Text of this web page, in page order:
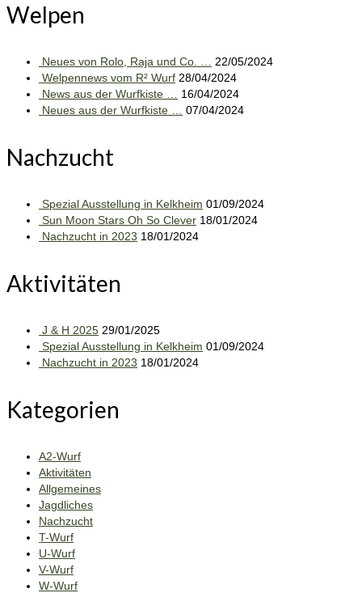
Welpen
Neues von Rolo, Raja und Co. …
22/05/2024
Welpennews vom R² Wurf 28/04/2024
News aus der Wurfkiste …
16/04/2024
Neues aus der Wurfkiste …
07/04/2024
Nachzucht
Spezial Ausstellung in Kelkheim 01/09/2024
Sun Moon Stars Oh So Clever 18/01/2024
Nachzucht in 2023 18/01/2024
Aktivitäten
J & H 2025 29/01/2025
Spezial Ausstellung in Kelkheim 01/09/2024
Nachzucht in 2023 18/01/2024
Kategorien
A2-Wurf
Aktivitäten
Allgemeines
Jagdliches
Nachzucht
T-Wurf
U-Wurf
V-Wurf
W-Wurf